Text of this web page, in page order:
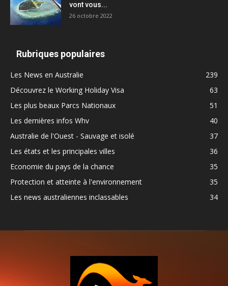
vont vous...
26 octobre 2022
Rubriques populaires
Les News en Australie
239
Découvrez le Working Holiday Visa
63
Les plus beaux Parcs Nationaux
51
Les dernières infos Whv
40
Australie de l'Ouest - Sauvage et isolé
37
Les états et les principales villes
36
Economie du pays de la chance
35
Protection et atteinte à l'environnement
35
Les news australiennes inclassables
34